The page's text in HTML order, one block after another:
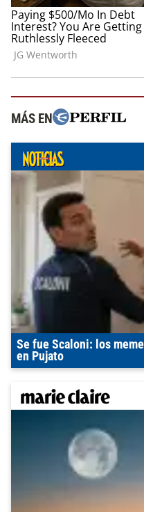
MÁS EN
Se fue Scaloni: los
en Pujato